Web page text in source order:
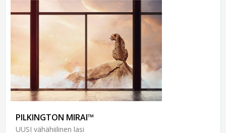
PILKINGTON MIRAI™
UUSI vähähiilinen lasi